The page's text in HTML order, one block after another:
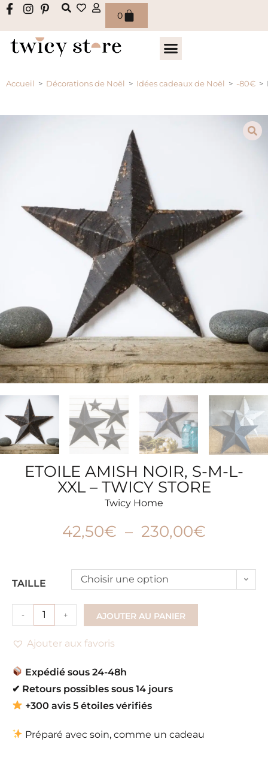
0
Accueil > Décorations de Noël > Idées cadeaux de Noël > -80€ >
ETOILE AMISH NOIR, S-M-L-
XXL – TWICY STORE
Twicy Home
42,50€ – 230,00€
TAILLE Choisir une option
- + AJOUTER AU PANIER
Ajouter aux favoris
Expédié sous 24-48h
✔ Retours possibles sous 14 jours
+300 avis 5 étoiles vérifiés
Préparé avec soin, comme un cadeau